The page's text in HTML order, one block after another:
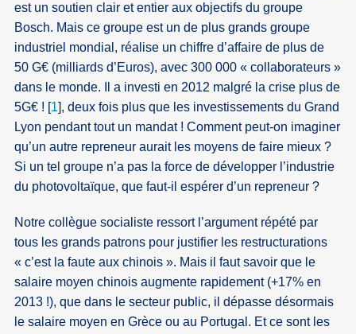
est un soutien clair et entier aux objectifs du groupe
Bosch. Mais ce groupe est un de plus grands groupe
industriel mondial, réalise un chiffre d’affaire de plus de
50 G€ (milliards d’Euros), avec 300 000 « collaborateurs »
dans le monde. Il a investi en 2012 malgré la crise plus de
5G€ ! [1], deux fois plus que les investissements du Grand
Lyon pendant tout un mandat ! Comment peut-on imaginer
qu’un autre repreneur aurait les moyens de faire mieux ?
Si un tel groupe n’a pas la force de développer l’industrie
du photovoltaïque, que faut-il espérer d’un repreneur ?
Notre collègue socialiste ressort l’argument répété par
tous les grands patrons pour justifier les restructurations
« c’est la faute aux chinois ». Mais il faut savoir que le
salaire moyen chinois augmente rapidement (+17% en
2013 !), que dans le secteur public, il dépasse désormais
le salaire moyen en Grèce ou au Portugal. Et ce sont les